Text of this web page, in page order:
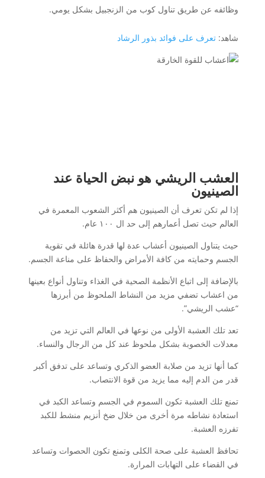
وظائفه عن طريق تناول كوب من الزنجبيل بشكل يومي.
شاهد: تعرف على فوائد بذور الرشاد
العشب الريشي هو نبض الحياة عند
الصينيون
إذا لم تكن تعرف أن الصينيون هم أكثر الشعوب المعمرة في
العالم حيث تصل أعمارهم إلى حد ال ١٠٠ عام.
حيث يتناول الصينيون أعشاب عدة لها قدرة هائلة في تقوية
الجسم وحمايته من كافة الأمراض والحفاظ على مناعة الجسم.
بالإضافة إلى اتباع الأنظمة الصحية في الغذاء وتناول أنواع بعينها
من اعشاب تضفي مزيد من النشاط الملحوظ من أبرزها
“عشب الريشي”.
تعد تلك العشبة الأولى من نوعها في العالم التي تزيد من
معدلات الخصوبة بشكل ملحوظ عند كل من الرجال والنساء.
كما أنها تزيد من صلابة العضو الذكري وتساعد على تدفق أكبر
قدر من الدم إليه مما يزيد من قوة الانتصاب.
تمنع تلك العشبة تكون السموم في الجسم وتساعد الكبد في
استعادة نشاطه مرة أخرى من خلال ضخ أنزيم منشط للكبد
تفرزه العشبة.
تحافظ العشبة على صحة الكلى وتمنع تكون الحصوات وتساعد
في القضاء على التهابات المرارة.